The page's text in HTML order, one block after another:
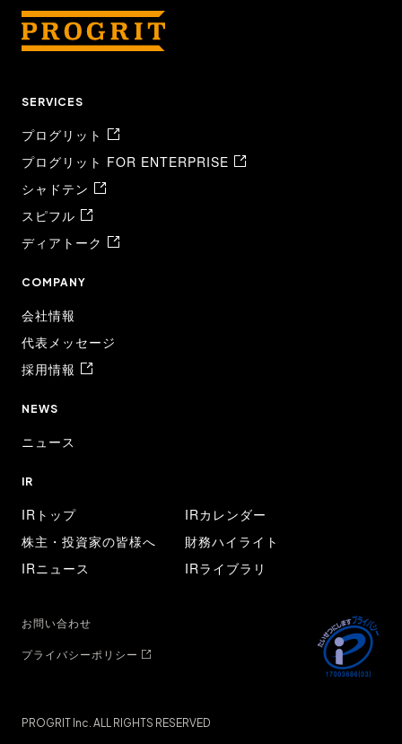
SERVICES
プログリット
プログリット FOR ENTERPRISE
シャドテン
スピフル
ディアトーク
COMPANY
会社情報
代表メッセージ
採用情報
NEWS
ニュース
IR
IRトップ
株主・投資家の皆様へ
IRニュース
IRカレンダー
財務ハイライト
IRライブラリ
お問い合わせ
プライバシーポリシー
PROGRIT Inc. ALL RIGHTS RESERVED